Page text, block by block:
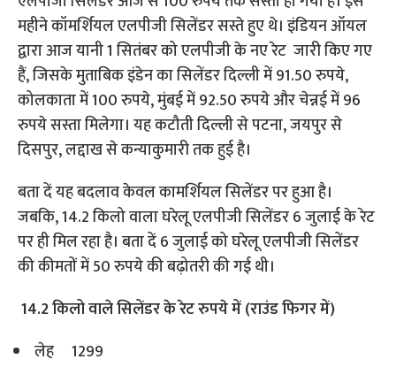
महीने कॉमर्शियल एलपीजी सिलेंडर सस्ते हुए थे। इंडियन ऑयल
द्वारा आज यानी 1 सितंबर को एलपीजी के नए रेट जारी किए गए
हैं, जिसके मुताबिक इंडेन का सिलेंडर दिल्ली में 91.50 रुपये,
कोलकाता में 100 रुपये, मुंबई में 92.50 रुपये और चेन्नई में 96
रुपये सस्ता मिलेगा। यह कटौती दिल्ली से पटना, जयपुर से
दिसपुर, लद्दाख से कन्याकुमारी तक हुई है।
बता दें यह बदलाव केवल कामर्शियल सिलेंडर पर हुआ है।
जबकि, 14.2 किलो वाला घरेलू एलपीजी सिलेंडर 6 जुलाई के रेट
पर ही मिल रहा है। बता दें 6 जुलाई को घरेलू एलपीजी सिलेंडर
की कीमतों में 50 रुपये की बढ़ोतरी की गई थी।
14.2 किलो वाले सिलेंडर के रेट रुपये में (राउंड फिगर में)
लेह 1299